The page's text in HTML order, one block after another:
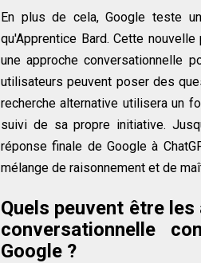
En plus de cela, Google teste
qu'Apprentice Bard. Cette
une approche conversationnelle
utilisateurs peuvent poser des
recherche alternative utilisera un
suivi de sa propre initiative.
réponse finale de Google à
mélange de raisonnement et de
Quels peuvent être
conversationnelle
Google ?